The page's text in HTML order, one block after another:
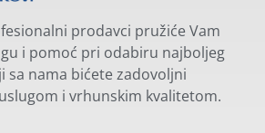
prodavci pružiće Vam
i pomoć pri odabiru najboljeg
sa nama bićete zadovoljni
i vrhunskim kvalitetom.